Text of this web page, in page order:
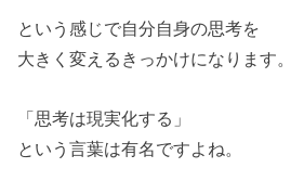
という感じで自分自身の思考を
大きく変えるきっかけになります。
「思考は現実化する」
という言葉は有名ですよね。